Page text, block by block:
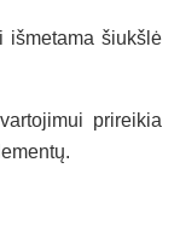
išmetama šiukšlė
prireikia